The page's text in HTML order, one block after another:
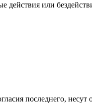
или
последнего, несут